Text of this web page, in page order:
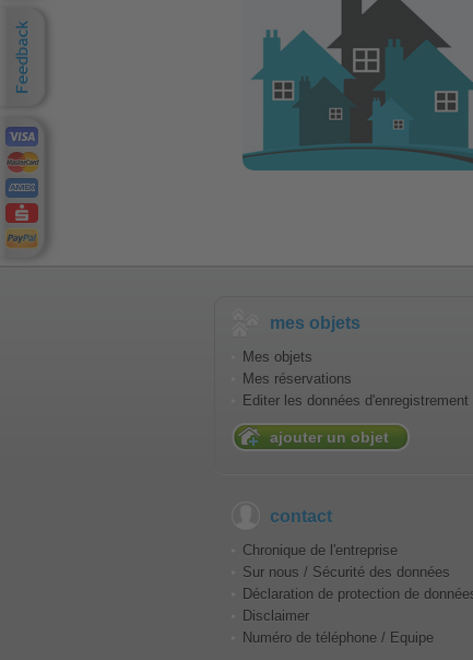
mes objets
Mes objets
Mes réservations
Editer les données d'enregistrement
ajouter un objet
contact
Chronique de l'entreprise
Sur nous / Sécurité des données
Déclaration de protection de
Disclaimer
Numéro de téléphone / Equipe